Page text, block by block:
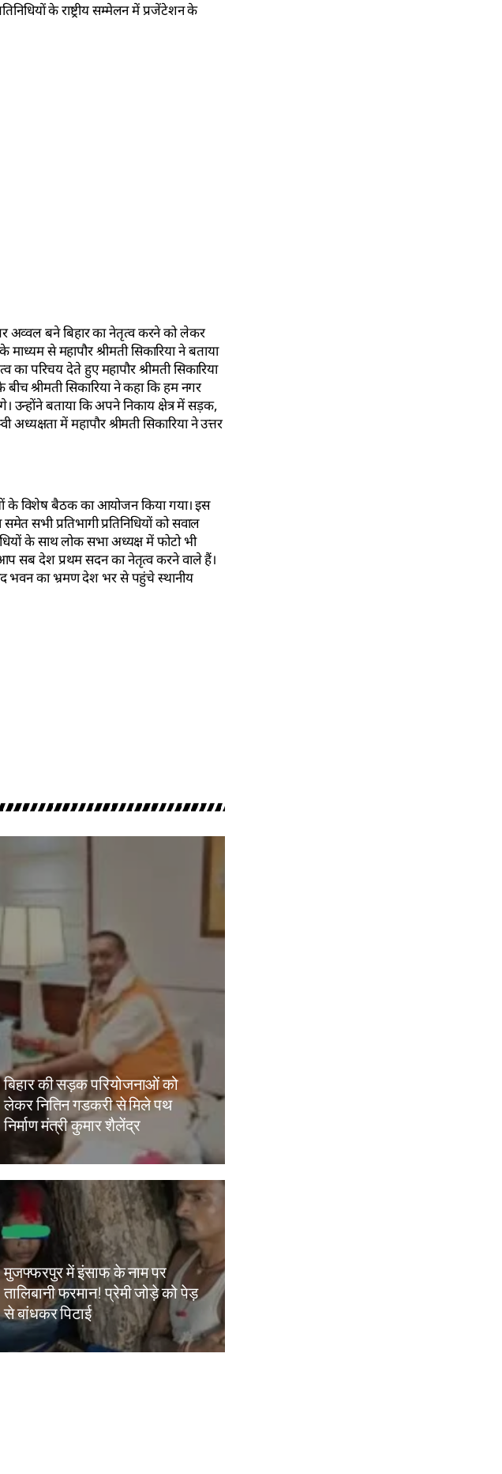
के राष्ट्रीय सम्मेलन में प्रजेंटेशन के
अव्वल बने बिहार का नेतृत्व करने को लेकर
से महापौर श्रीमती सिकारिया ने बताया
का परिचय देते हुए महापौर श्रीमती सिकारिया
श्रीमती सिकारिया ने कहा कि हम नगर
उन्होंने बताया कि अपने निकाय क्षेत्र में सड़क,
में महापौर श्रीमती सिकारिया ने उत्तर
के विशेष बैठक का आयोजन किया गया। इस
सभी प्रतिभागी प्रतिनिधियों को सवाल
के साथ लोक सभा अध्यक्ष में फोटो भी
आप सब देश प्रथम सदन का नेतृत्व करने वाले हैं।
भवन का भ्रमण देश भर से पहुंचे स्थानीय
बिहार की सड़क परियोजनाओं को
लेकर नितिन गडकरी से मिले पथ
निर्माण मंत्री कुमार शैलेंद्र
Amit Lekh
मुजफ्फरपुर में इंसाफ के नाम पर
तालिबानी फरमान! प्रेमी जोड़े को पेड़
से बांधकर पिटाई
Amit Lekh